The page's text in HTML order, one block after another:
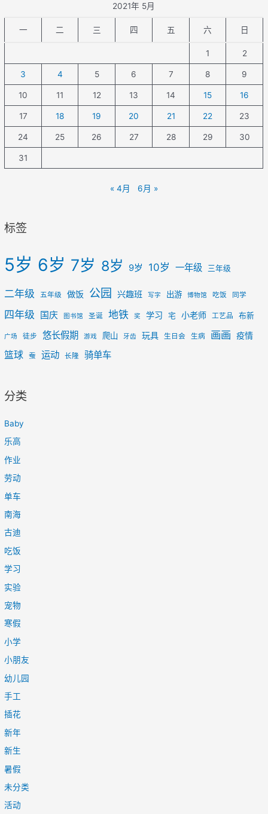
2021年 5月
一 二 三 四 五 六 日
1 2
3 4 5 6 7 8 9
10 11 12 13 14 15 16
17 18 19 20 21 22 23
24 25 26 27 28 29 30
31
« 4月 6月 »
标签
5岁 6岁 7岁 8岁 9岁 10岁 一年级 三年级
二年级 五年级 做饭 公园 兴趣班 写字 出游 博物馆 吃饭 同学
四年级 国庆 图书馆 圣诞 地铁 奖 学习 宅 小老师 工艺品 布新
广场 徒步 悠长假期 游戏 爬山 牙齿 玩具 生日会 生病 画画 疫情
篮球 蚕 运动 长隆 骑单车
分类
Baby
乐高
作业
劳动
单车
南海
古迪
吃饭
学习
实验
宠物
寒假
小学
小朋友
幼儿园
手工
插花
新年
新生
暑假
未分类
活动